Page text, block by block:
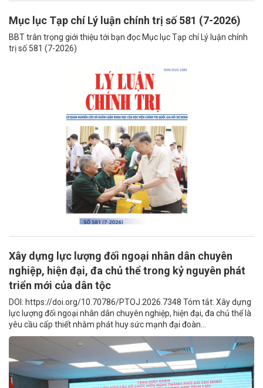
Mục lục Tạp chí Lý luận chính trị số 581 (7-2026)
BBT trân trọng giới thiệu tới bạn đọc Mục lục Tạp chí Lý luận chính
trị số 581 (7-2026)
Xây dựng lực lượng đối ngoại nhân dân chuyên
nghiệp, hiện đại, đa chủ thể trong kỷ nguyên phát
triển mới của dân tộc
DOI: https://doi.org/10.70786/PTOJ.2026.7348 Tóm tắt: Xây dựng
lực lượng đối ngoại nhân dân chuyên nghiệp, hiện đại, đa chủ thể là
yêu cầu cấp thiết nhằm phát huy sức mạnh đại đoàn...